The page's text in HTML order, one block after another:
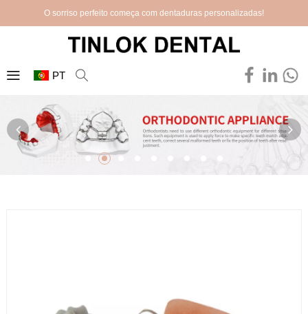
O sorriso perfeito começa com dentaduras personalizadas!
PT